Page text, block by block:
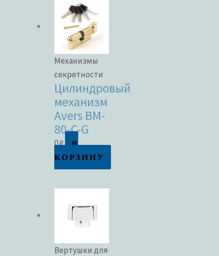
Механизмы
секретности
Цилиндровый
механизм
Avers BM-
80-C-G
0₽
В
КОРЗИНУ
Вертушки для